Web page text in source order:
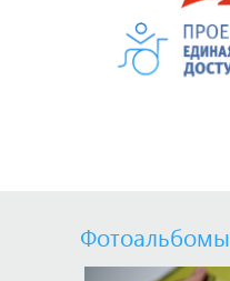
Фотоальбомы